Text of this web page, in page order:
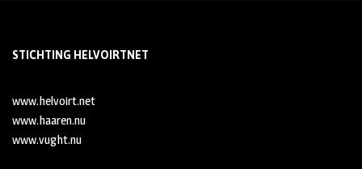
STICHTING HELVOIRTNET
www.helvoirt.net
www.haaren.nu
www.vught.nu